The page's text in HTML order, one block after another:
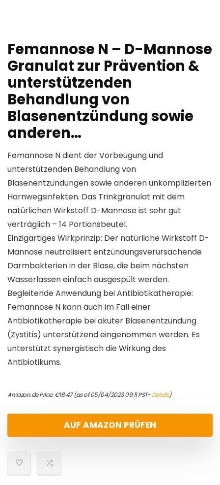
Femannose N – D-Mannose
Granulat zur Prävention &
unterstützenden
Behandlung von
Blasenentzündung sowie
anderen…
Femannose N dient der Vorbeugung und
unterstützenden Behandlung von
Blasenentzündungen sowie anderen unkomplizierten
Harnwegsinfekten. Das Trinkgranulat mit dem
natürlichen Wirkstoff D-Mannose ist sehr gut
verträglich – 14 Portionsbeutel.
Einzigartiges Wirkprinzip: Der natürliche Wirkstoff D-
Mannose neutralisiert entzündungsverursachende
Darmbakterien in der Blase, die beim nächsten
Wasserlassen einfach ausgespült werden.
Begleitende Anwendung bei Antibiotikatherapie:
Femannose N kann auch im Fall einer
Antibiotikatherapie bei akuter Blasenentzündung
(Zystitis) unterstützend eingenommen werden. Es
unterstützt synergistisch die Wirkung des
Antibiotikums.
Amazon.de Price:€18.47(as of 05/04/2023 09:11 PST-Details)
AUF AMAZON PRÜFEN